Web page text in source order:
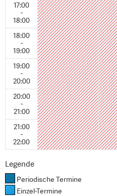
17:00
-
18:00
18:00
-
19:00
19:00
-
20:00
20:00
-
21:00
21:00
-
22:00
Legende
Periodische Termine
Einzel-Termine